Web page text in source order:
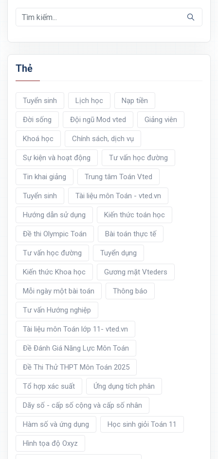
Thẻ
Tuyển sinh Lịch học Nạp tiền
Đời sống Đội ngũ Mod vted Giảng viên
Khoá học Chính sách, dịch vụ
Sự kiện và hoạt động Tư vấn học đường
Tin khai giảng Trung tâm Toán Vted
Tuyển sinh Tài liệu môn Toán - vted.vn
Hướng dẫn sử dụng Kiến thức toán học
Đề thi Olympic Toán Bài toán thực tế
Tư vấn học đường Tuyển dụng
Kiến thức Khoa học Gương mặt Vteders
Mỗi ngày một bài toán Thông báo
Tư vấn Hướng nghiệp
Tài liệu môn Toán lớp 11- vted.vn
Đề Đánh Giá Năng Lực Môn Toán
Đề Thi Thử THPT Môn Toán 2025
Tổ hợp xác suất Ứng dụng tích phân
Dãy số - cấp số cộng và cấp số nhân
Hàm số và ứng dụng Học sinh giỏi Toán 11
Hình tọa độ Oxyz